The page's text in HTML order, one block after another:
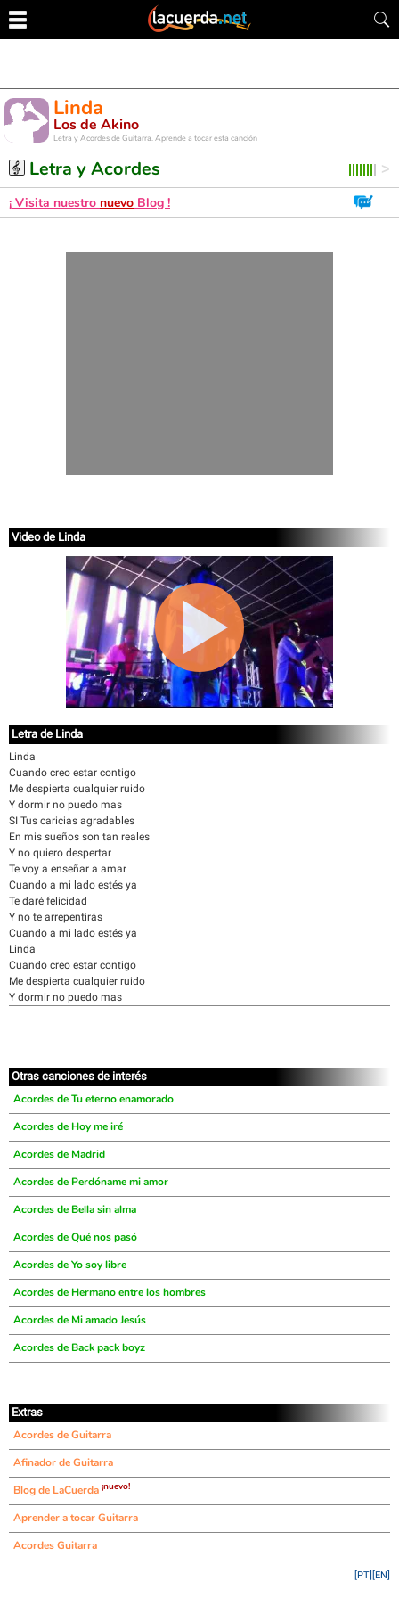
Linda
Los de Akino
Letra y Acordes de Guitarra. Aprende a tocar esta canción
Letra y Acordes
¡ Visita nuestro nuevo Blog !
Video de Linda
Letra de Linda
Linda
Cuando creo estar contigo
Me despierta cualquier ruido
Y dormir no puedo mas
SI Tus caricias agradables
En mis sueños son tan reales
Y no quiero despertar
Te voy a enseñar a amar
Cuando a mi lado estés ya
Te daré felicidad
Y no te arrepentirás
Cuando a mi lado estés ya
Linda
Cuando creo estar contigo
Me despierta cualquier ruido
Y dormir no puedo mas
Otras canciones de interés
Acordes de Tu eterno enamorado
Acordes de Hoy me iré
Acordes de Madrid
Acordes de Perdóname mi amor
Acordes de Bella sin alma
Acordes de Qué nos pasó
Acordes de Yo soy libre
Acordes de Hermano entre los hombres
Acordes de Mi amado Jesús
Acordes de Back pack boyz
Extras
Acordes de Guitarra
Afinador de Guitarra
Blog de LaCuerda ¡nuevo!
Aprender a tocar Guitarra
Acordes Guitarra
[EN]
[PT]